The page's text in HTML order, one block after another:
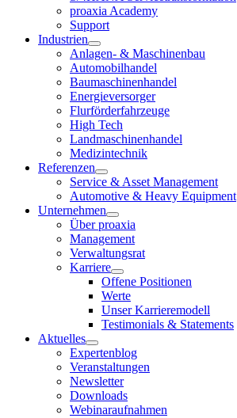
proaxia Academy
Support
Industrien
Anlagen- & Maschinenbau
Automobilhandel
Baumaschinenhandel
Energieversorger
Flurförderfahrzeuge
High Tech
Landmaschinenhandel
Medizintechnik
Referenzen
Service & Asset Management
Automotive & Heavy Equipment
Unternehmen
Über proaxia
Management
Verwaltungsrat
Karriere
Offene Positionen
Werte
Unser Karrieremodell
Testimonials & Statements
Aktuelles
Expertenblog
Veranstaltungen
Newsletter
Downloads
Webinaraufnahmen